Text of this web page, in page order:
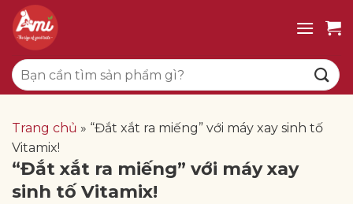
qua
dung
Tìm
kiếm:
Trang chủ » “Đắt xắt ra miếng” với máy xay sinh tố
Vitamix!
“Đắt xắt ra miếng” với máy xay
sinh tố Vitamix!